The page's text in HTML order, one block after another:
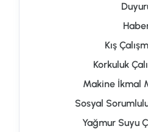
Kış
Korkuluk
Makine İkmal
Sosyal
Yağmur Suyu